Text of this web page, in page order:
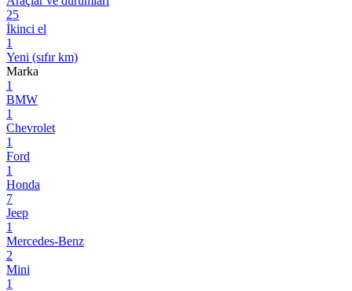
25
İkinci el
1
Yeni (sıfır km)
Marka
1
BMW
1
Chevrolet
1
Ford
1
Honda
7
Jeep
1
Mercedes-Benz
2
Mini
1